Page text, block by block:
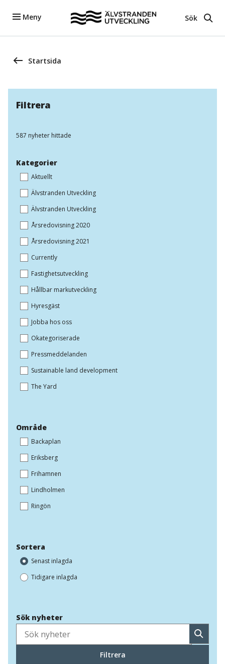
Meny Sök
Startsida
Filtrera
587 nyheter hittade
Kategorier
Aktuellt
Älvstranden Utveckling
Älvstranden Utveckling
Årsredovisning 2020
Årsredovisning 2021
Currently
Fastighetsutveckling
Hållbar markutveckling
Hyresgäst
Jobba hos oss
Okategoriserade
Pressmeddelanden
Sustainable land development
The Yard
Område
Backaplan
Eriksberg
Frihamnen
Lindholmen
Ringön
Sortera
Senast inlagda
Tidigare inlagda
Sök nyheter
Sök
Filtrera